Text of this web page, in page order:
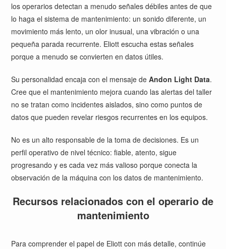
los operarios detectan a menudo señales débiles antes de que
lo haga el sistema de mantenimiento: un sonido diferente, un
movimiento más lento, un olor inusual, una vibración o una
pequeña parada recurrente. Eliott escucha estas señales
porque a menudo se convierten en datos útiles.
Su personalidad encaja con el mensaje deAndon Light Data.
Cree que el mantenimiento mejora cuando las alertas del taller
no se tratan como incidentes aislados, sino como puntos de
datos que pueden revelar riesgos recurrentes en los equipos.
No es un alto responsable de la toma de decisiones. Es un
perfil operativo de nivel técnico: fiable, atento, sigue
progresando y es cada vez más valioso porque conecta la
observación de la máquina con los datos de mantenimiento.
Recursos relacionados con el operario de
mantenimiento
Para comprender el papel de Eliott con más detalle, continúe